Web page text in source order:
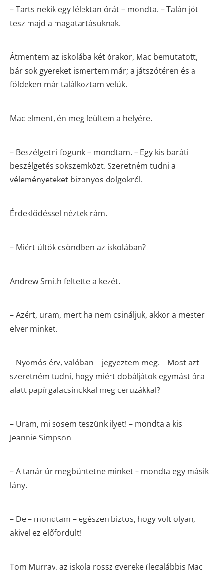
– Tarts nekik egy lélektan órát – mondta. – Talán jót
tesz majd a magatartásuknak.
Átmentem az iskolába két órakor, Mac bemutatott,
bár sok gyereket ismertem már; a játszótéren és a
földeken már találkoztam velük.
Mac elment, én meg leültem a helyére.
– Beszélgetni fogunk – mondtam. – Egy kis baráti
beszélgetés sokszemközt. Szeretném tudni a
véleményeteket bizonyos dolgokról.
Érdeklődéssel néztek rám.
– Miért ültök csöndben az iskolában?
Andrew Smith feltette a kezét.
– Azért, uram, mert ha nem csináljuk, akkor a mester
elver minket.
– Nyomós érv, valóban – jegyeztem meg. – Most azt
szeretném tudni, hogy miért dobáljátok egymást óra
alatt papírgalacsinokkal meg ceruzákkal?
– Uram, mi sosem teszünk ilyet! – mondta a kis
Jeannie Simpson.
– A tanár úr megbüntetne minket – mondta egy másik
lány.
– De – mondtam – egészen biztos, hogy volt olyan,
akivel ez előfordult!
Tom Murray, az iskola rossz gyereke (legalábbis Mac